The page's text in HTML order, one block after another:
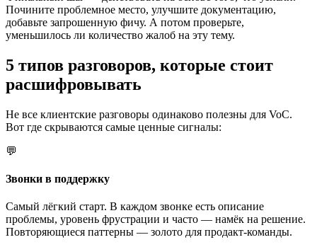
Почините проблемное место, улучшите документацию,
добавьте запрошенную фичу. А потом проверьте,
уменьшилось ли количество жалоб на эту тему.
5 типов разговоров, которые стоит
расшифровывать
Не все клиентские разговоры одинаково полезны для VoC.
Вот где скрываются самые ценные сигналы:
💬
Звонки в поддержку
Самый лёгкий старт. В каждом звонке есть описание
проблемы, уровень фрустрации и часто — намёк на решение.
Повторяющиеся паттерны — золото для продакт-команды.